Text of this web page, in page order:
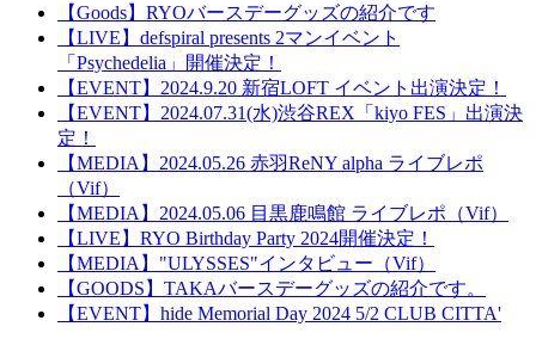
【Goods】RYOバースデーグッズの紹介です
【LIVE】defspiral presents 2マンイベント
「Psychedelia」開催決定！
【EVENT】2024.9.20 新宿LOFT イベント出演決定！
【EVENT】2024.07.31(水)渋谷REX「kiyo FES」出演決
定！
【MEDIA】2024.05.26 赤羽ReNY alpha ライブレポ
（Vif）
【MEDIA】2024.05.06 目黒鹿鳴館 ライブレポ（Vif）
【LIVE】RYO Birthday Party 2024開催決定！
【MEDIA】"ULYSSES"インタビュー（Vif）
【GOODS】TAKAバースデーグッズの紹介です。
【EVENT】hide Memorial Day 2024 5/2 CLUB CITTA'